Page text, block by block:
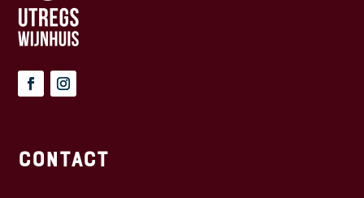
Contact